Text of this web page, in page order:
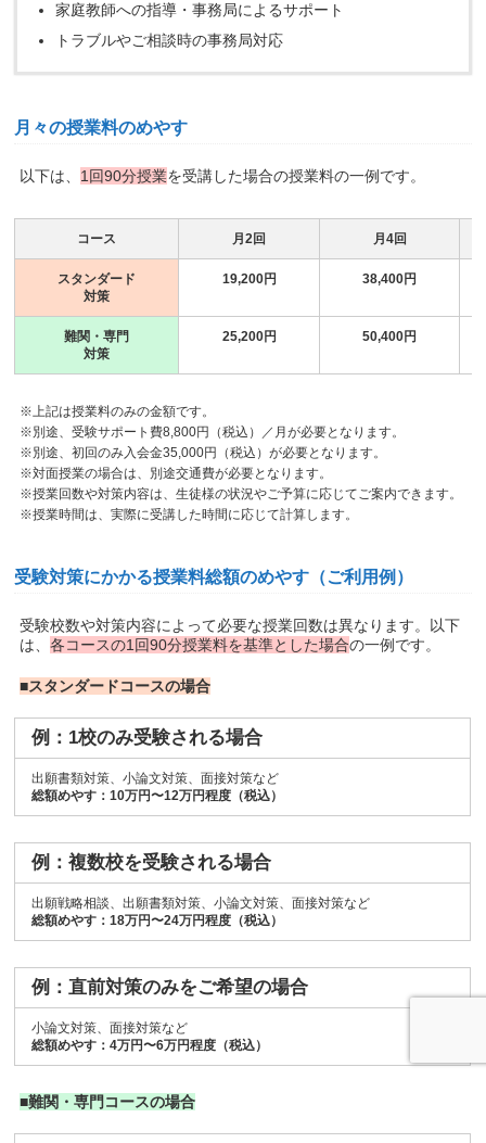
家庭教師への指導・事務局によるサポート
トラブルやご相談時の事務局対応
月々の授業料のめやす
以下は、 1回90分授業を受講した場合の授業料の一例です。
コース 月2回 月4回
スタンダード
対策
19,200円 38,400円
難関・専門
対策
25,200円 50,400円
※上記は授業料のみの金額です。
※別途、受験サポート費8,800円（税込）／月が必要となります。
※別途、初回のみ入会金35,000円（税込）が必要となります。
※対面授業の場合は、別途交通費が必要となります。
※授業回数や対策内容は、生徒様の状況やご予算に応じてご案内できます。
※授業時間は、実際に受講した時間に応じて計算します。
受験対策にかかる授業料総額のめやす（ご利用例）
受験校数や対策内容によって必要な授業回数は異なります。以下
は、各コースの1回90分授業料を基準とした場合の一例です。
■スタンダードコースの場合
例：1校のみ受験される場合
出願書類対策、小論文対策、面接対策など
総額めやす：10万円〜12万円程度（税込）
例：複数校を受験される場合
出願戦略相談、出願書類対策、小論文対策、面接対策など
総額めやす：18万円〜24万円程度（税込）
例：直前対策のみをご希望の場合
小論文対策、面接対策など
総額めやす：4万円〜6万円程度（税込）
■難関・専門コースの場合